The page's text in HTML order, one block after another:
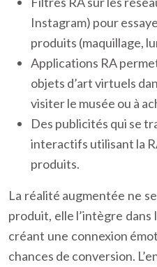
Instagram) pour
produits (maquillage,
Applications RA
objets d’art virtuels
visiter le musée ou à
Des publicités qui se
interactifs utilisant la
produits.
La réalité augmentée ne
produit, elle l’intègre dans
créant une connexion
chances de conversion.